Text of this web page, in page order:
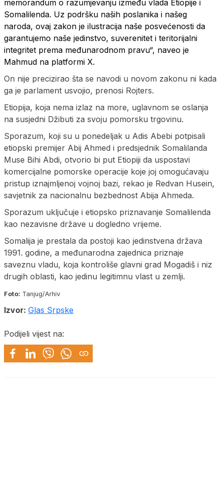
memorandum o razumjevanju između vlada Etiopije i
Somalilenda. Uz podršku naših poslanika i našeg
naroda, ovaj zakon je ilustracija naše posvećenosti da
garantujemo naše jedinstvo, suverenitet i teritorijalni
integritet prema međunarodnom pravu“, naveo je
Mahmud na platformi X.
On nije precizirao šta se navodi u novom zakonu ni kada
ga je parlament usvojio, prenosi Rojters.
Etiopija, koja nema izlaz na more, uglavnom se oslanja
na susjedni Džibuti za svoju pomorsku trgovinu.
Sporazum, koji su u ponedeljak u Adis Abebi potpisali
etiopski premijer Abij Ahmed i predsjednik Somalilanda
Muse Bihi Abdi, otvorio bi put Etiopiji da uspostavi
komercijalne pomorske operacije koje joj omogućavaju
pristup iznajmljenoj vojnoj bazi, rekao je Redvan Husein,
savjetnik za nacionalnu bezbednost Abija Ahmeda.
Sporazum uključuje i etiopsko priznavanje Somalilenda
kao nezavisne države u dogledno vrijeme.
Somalija je prestala da postoji kao jedinstvena država
1991. godine, a međunarodna zajednica priznaje
saveznu vladu, koja kontroliše glavni grad Mogadiš i niz
drugih oblasti, kao jedinu legitimnu vlast u zemlji.
Foto: Tanjug/Arhiv
Izvor: Glas Srpske
Podijeli vijest na: